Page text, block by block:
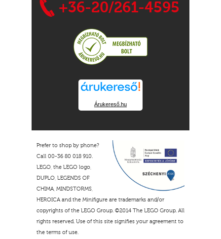
+36-20/261-4595
Árukereső.hu
Prefer to shop by phone?
Call 00-36 80 018 910.
LEGO, the LEGO logo,
DUPLO, LEGENDS OF
CHIMA, MINDSTORMS,
HEROICA and the Minifigure are trademarks and/or
copyrights of the LEGO Group. ©2014 The LEGO Group. All
rights reserved. Use of this site signifies your agreement to
the terms of use.